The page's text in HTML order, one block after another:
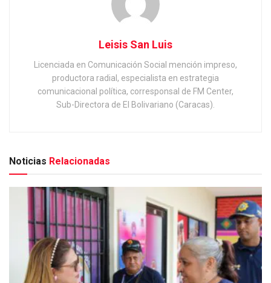
Leisis San Luis
Licenciada en Comunicación Social mención impreso,
productora radial, especialista en estrategia
comunicacional política, corresponsal de FM Center,
Sub-Directora de El Bolivariano (Caracas).
Noticias Relacionadas